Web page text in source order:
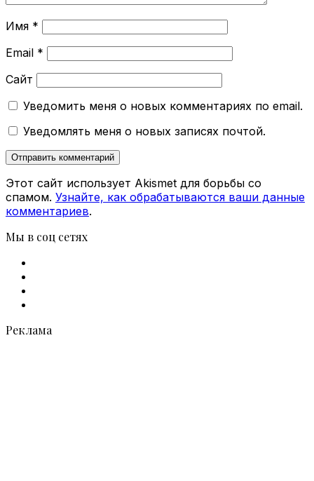
Имя *
Email *
Сайт
Уведомить меня о новых комментариях по email.
Уведомлять меня о новых записях почтой.
Этот сайт использует Akismet для борьбы со
спамом. Узнайте, как обрабатываются ваши данные
комментариев.
Мы в соц сетях
Реклама